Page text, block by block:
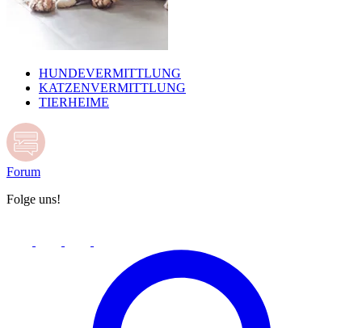
HUNDEVERMITTLUNG
KATZENVERMITTLUNG
TIERHEIME
Forum
Folge uns!